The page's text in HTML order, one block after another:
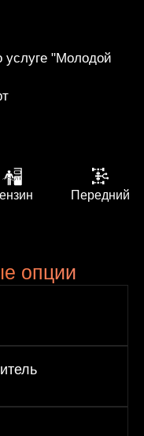
Передний
опции